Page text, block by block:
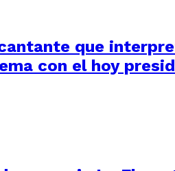
que
con el hoy